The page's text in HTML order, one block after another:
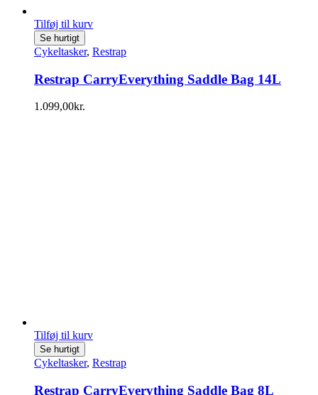
Tilføj til kurv
Se hurtigt
Cykeltasker, Restrap
Restrap CarryEverything Saddle Bag 14L
1.099,00kr.
Tilføj til kurv
Se hurtigt
Cykeltasker, Restrap
Restrap CarryEverything Saddle Bag 8L